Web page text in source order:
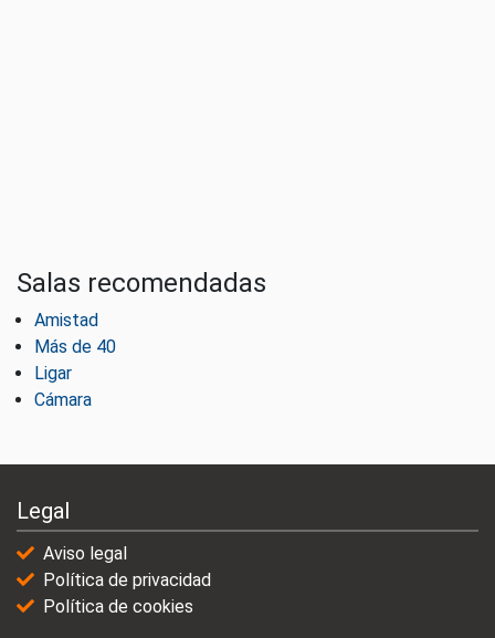
Salas recomendadas
Amistad
Más de 40
Ligar
Cámara
Legal
Aviso legal
Política de privacidad
Política de cookies